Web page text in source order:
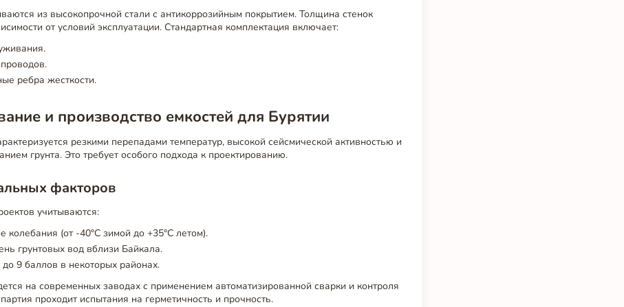
из высокопрочной стали с антикоррозийным покрытием. Толщина стенок
от условий эксплуатации. Стандартная комплектация включает:
ребра жесткости.
и производство емкостей для Бурятии
резкими перепадами температур, высокой сейсмической активностью и
грунта. Это требует особого подхода к проектированию.
факторов
учитываются:
колебания (от -40°C зимой до +35°C летом).
грунтовых вод вблизи Байкала.
9 баллов в некоторых районах.
на современных заводах с применением автоматизированной сварки и контроля
проходит испытания на герметичность и прочность.